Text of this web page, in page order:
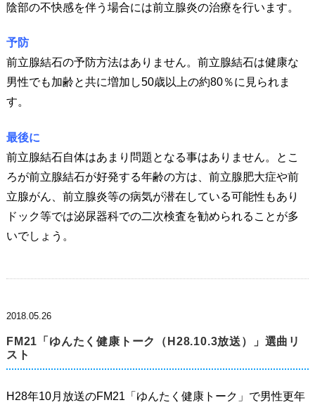
陰部の不快感を伴う場合には前立腺炎の治療を行います。
予防
前立腺結石の予防方法はありません。前立腺結石は健康な
男性でも加齢と共に増加し50歳以上の約80％に見られま
す。
最後に
前立腺結石自体はあまり問題となる事はありません。とこ
ろが前立腺結石が好発する年齢の方は、前立腺肥大症や前
立腺がん、前立腺炎等の病気が潜在している可能性もあり
ドック等では泌尿器科での二次検査を勧められることが多
いでしょう。
2018.05.26
FM21「ゆんたく健康トーク（H28.10.3放送）」選曲リ
スト
H28年10月放送のFM21「ゆんたく健康トーク」で男性更年